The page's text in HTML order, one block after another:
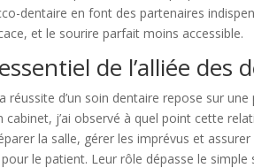
dentaire en font des partenaires
et le sourire parfait moins accessible.
de l’alliée
réussite d’un soin dentaire repose sur
j’ai observé à quel point cette
la salle, gérer les imprévus et
le patient. Leur rôle dépasse le